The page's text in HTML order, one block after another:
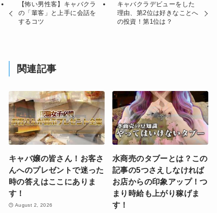
【怖い男性客】キャバクラ
の「輩客」と上手に会話を
するコツ
キャバクラデビューをした
理由、第2位は好きなことへ
の投資！第1位は？
関連記事
キャバ嬢の皆さん！お客さ
んへのプレゼントで迷った
時の答えはここにありま
す！
August 2, 2026
水商売のタブーとは？この
記事の5つさえしなければ
お店からの印象アップ！つ
まり時給も上がり稼げま
す！